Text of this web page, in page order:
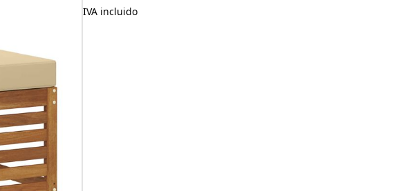
IVA incluido